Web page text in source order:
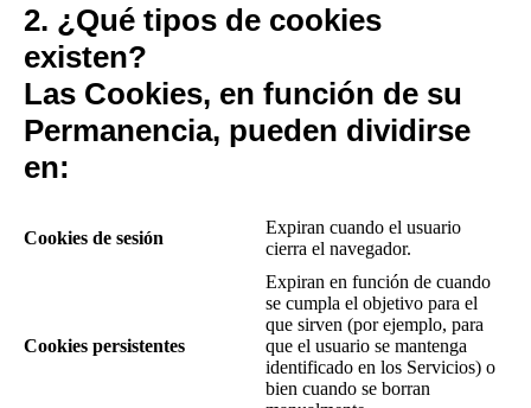
2. ¿Qué tipos de cookies
existen?
Las Cookies, en función de su
Permanencia, pueden dividirse
en:
Cookies de sesión
Expiran cuando el usuario
cierra el navegador.
Cookies persistentes
Expiran en función de cuando
se cumpla el objetivo para el
que sirven (por ejemplo, para
que el usuario se mantenga
identificado en los Servicios) o
bien cuando se borran